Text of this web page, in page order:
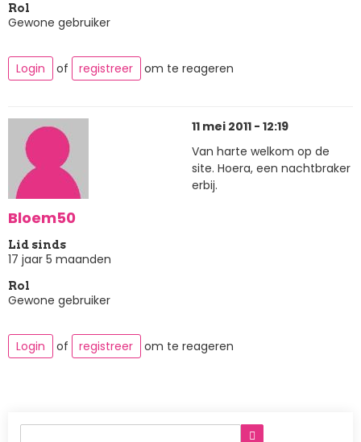
Rol
Gewone gebruiker
Login of registreer om te reageren
Bloem50
Lid sinds
17 jaar 5 maanden
Rol
Gewone gebruiker
11 mei 2011 - 12:19
Van harte welkom op de
site. Hoera, een nachtbraker
erbij.
Login of registreer om te reageren